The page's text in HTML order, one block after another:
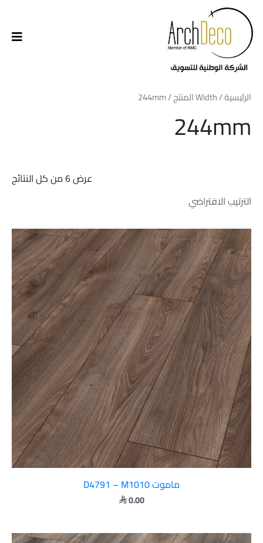
الرئيسية/ Width المنتج / 244mm
244mm
عرض ⁦6⁩ من كل النتائج
ماموت D4791 – M1010
0.00